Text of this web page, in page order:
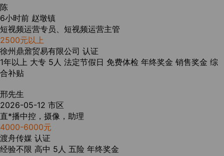
陈
6小时前 赵墩镇
短视频运营专员、短视频运营主管
2500元以上
徐州鼎鼐贸易有限公司 认证
1年以上 大专 5人 法定节假日 免费体检 年终奖金 销售奖金 综
合补贴
邢先生
2026-05-12 市区
直*播中控，摄像，助理
4000-6000元
渡舟传媒 认证
经验不限 高中 5人 五险 年终奖金